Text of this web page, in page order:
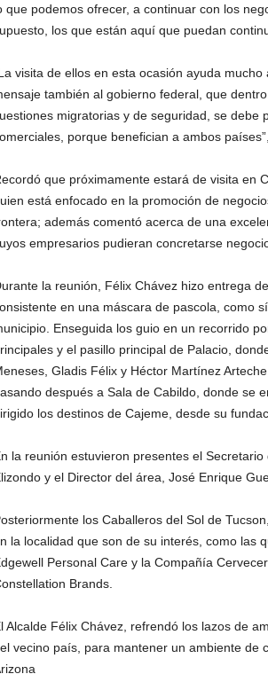
que podemos ofrecer, a continuar con los
los que están aquí que puedan
visita de ellos en esta ocasión ayuda
también al gobierno federal, que
migratorias y de seguridad, se debe
porque benefician a ambos
que próximamente estará de visita en
está enfocado en la promoción de
además comentó acerca de una
empresarios pudieran concretarse
la reunión, Félix Chávez hizo entrega
en una máscara de pascola, como
Enseguida los guio en un recorrido
y el pasillo principal de Palacio,
Gladis Félix y Héctor Martínez
después a Sala de Cabildo, donde se
los destinos de Cajeme, desde su
la reunión estuvieron presentes el
y el Director del área, José Enrique
los Caballeros del Sol de
la localidad que son de su interés, como las
Personal Care y la Compañía
Brands.
Alcalde Félix Chávez, refrendó los lazos de
vecino país, para mantener un ambiente de